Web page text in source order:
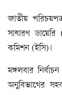
জাতীয়
সাধারণ
কমিশন (ইসি)।
মঙ্গলবার
অনুবিভাগের